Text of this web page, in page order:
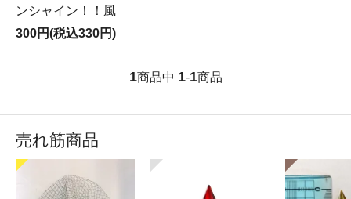
ンシャイン！！風
300円(税込330円)
1商品中 1-1商品
売れ筋商品